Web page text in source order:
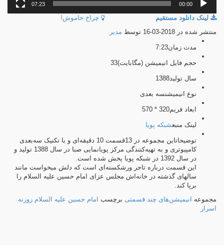
00:00
07:23
لینک دانلود مستقیم
چراخ خاموش!
منتشر شده در 2018-03-16 توسط
مدیر
مدت زمان7:23
حجم فایل انیمیشن (مگابایت)33
سال تولید1388
نوع انیمیشنسه بعدی
ابعاد فریم320 * 570
لینک منبعشبکه پویا
توضیحات
این مجموعه در 13قسمت 10 دقیقه‌ای و با تکنیک سه‌بعدی
کامپیوتری و به تهیه‌کنندگی مرکز پویانمایی صبا در سال 1388 تولید و
در سال 1392 در شبکه پویا پخش شده است.
این قسمت درباره تاجر ورشکسته‌ای است که دلش میخواست مانند
سالهای گذشته در خانه‌اش مجلس عزای امام حسین علیه السلام را
برپا کند.
مجموعه
انیمیشن‌های چند قسمتی برچسب امام حسین علیه السلام روزنه
اسرار